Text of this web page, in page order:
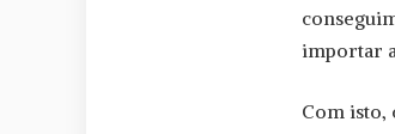
importar
Com isto,